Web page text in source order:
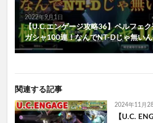
2022年9月1日
【U.C.エンゲージ攻略36】ペルフェ
ガシャ100連！なんでNT-Dじゃ無い
関連する記事
2024年11月
【U.C.